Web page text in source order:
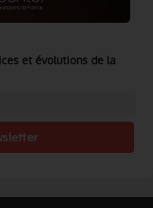
et évolutions de la